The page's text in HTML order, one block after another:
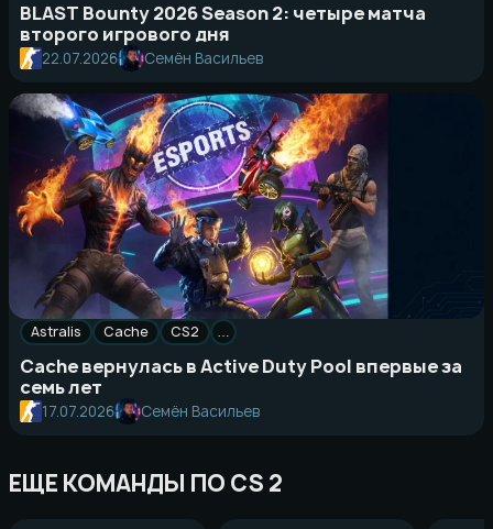
BLAST Bounty 2026 Season 2: четыре матча
второго игрового дня
22.07.2026 Семён Васильев
Astralis Cache CS2 …
Cache вернулась в Active Duty Pool впервые за
семь лет
17.07.2026 Семён Васильев
ЕЩЕ КОМАНДЫ ПО CS 2